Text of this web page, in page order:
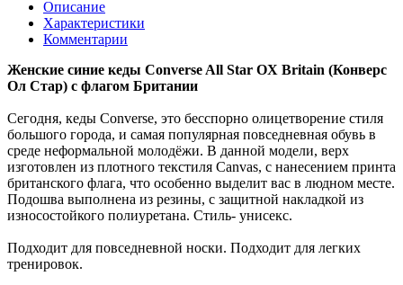
Описание
Характеристики
Комментарии
Женские синие кеды Converse All Star OX Britain (Конверс
Ол Стар) с флагом Британии
Сегодня, кеды Converse, это бесспорно олицетворение стиля
большого города, и самая популярная повседневная обувь в
среде неформальной молодёжи. В данной модели, верх
изготовлен из плотного текстиля Canvas, с нанесением принта
британского флага, что особенно выделит вас в людном месте.
Подошва выполнена из резины, с защитной накладкой из
износостойкого полиуретана. Стиль- унисекс.
Подходит для повседневной носки. Подходит для легких
тренировок.